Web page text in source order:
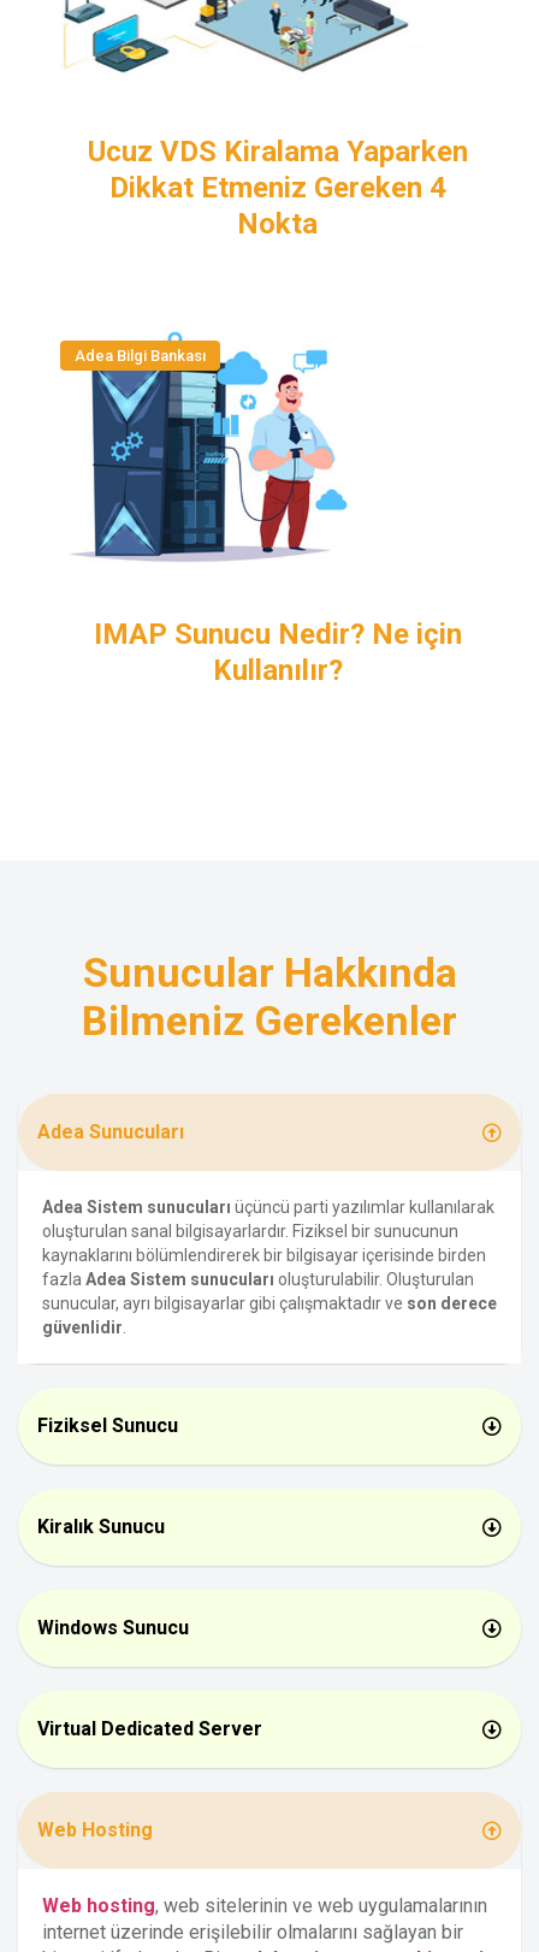
Ucuz VDS Kiralama Yaparken
Dikkat Etmeniz Gereken 4
Nokta
Adea Bilgi Bankası
IMAP Sunucu Nedir? Ne için
Kullanılır?
Sunucular Hakkında
Bilmeniz Gerekenler
Adea Sunucuları
Adea Sistem sunucuları üçüncü parti yazılımlar kullanılarak
oluşturulan sanal bilgisayarlardır. Fiziksel bir sunucunun
kaynaklarını bölümlendirerek bir bilgisayar içerisinde birden
fazlaAdea Sistem sunucuları oluşturulabilir. Oluşturulan
sunucular, ayrı bilgisayarlar gibi çalışmaktadır ve son derece
güvenlidir.
Fiziksel Sunucu
Kiralık Sunucu
Windows Sunucu
Virtual Dedicated Server
Web Hosting
Web hosting, web sitelerinin ve web uygulamalarının
internet üzerinde erişilebilir olmalarını sağlayan bir